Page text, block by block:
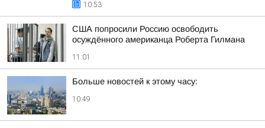
10:53
США попросили Россию освободить
осуждённого американца Роберта Гилмана
11:01
Больше новостей к этому часу:
10:49